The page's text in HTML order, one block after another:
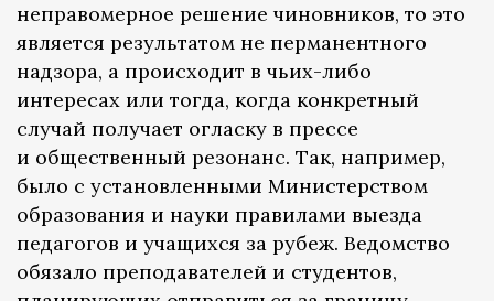
неправомерное решение чиновников, то это
является результатом не перманентного
надзора, а происходит в чьих-либо
интересах или тогда, когда конкретный
случай получает огласку в прессе
и общественный резонанс. Так, например,
было с установленными Министерством
образования и науки правилами выезда
педагогов и учащихся за рубеж. Ведомство
обязало преподавателей и студентов,